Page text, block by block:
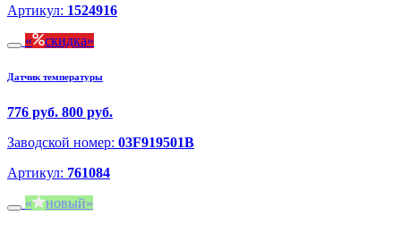
Артикул: 1524916
скидка
Датчик температуры
776 руб. 800 руб.
Заводской номер: 03F919501B
Артикул: 761084
новый